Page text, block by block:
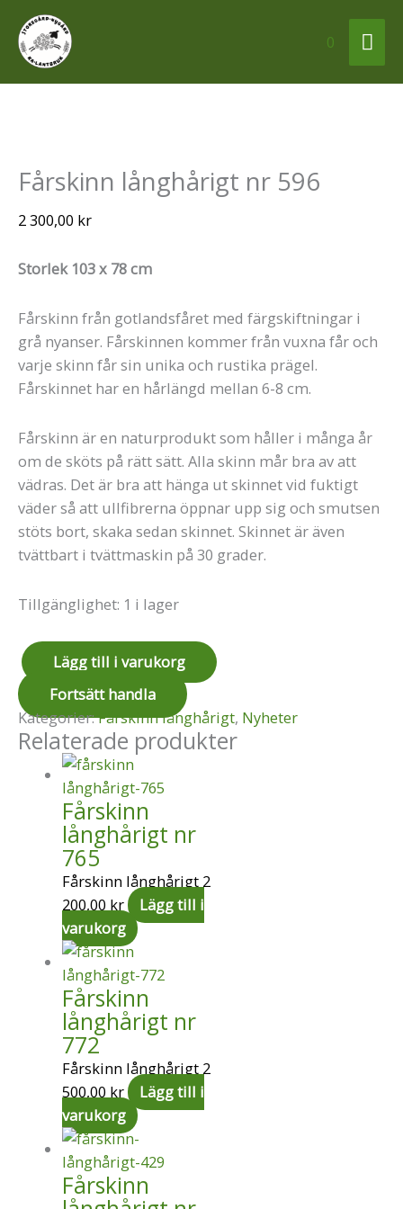
Hoppa
innehåll
0
Fårskinn långhårigt nr 596
2 300,00 kr
Storlek 103 x 78 cm
Fårskinn från gotlandsfåret med färgskiftningar i
grå nyanser. Fårskinnen kommer från vuxna får och
varje skinn får sin unika och rustika prägel.
Fårskinnet har en hårlängd mellan 6-8 cm.
Fårskinn är en naturprodukt som håller i många år
om de sköts på rätt sätt. Alla skinn mår bra av att
vädras. Det är bra att hänga ut skinnet vid fuktigt
väder så att ullfibrerna öppnar upp sig och smutsen
stöts bort, skaka sedan skinnet. Skinnet är även
tvättbart i tvättmaskin på 30 grader.
Tillgänglighet: 1 i lager
långhårigt
596
Lägg till i varukorg
Fortsätt handla
Kategorier:Fårskinn långhårigt, Nyheter
Relaterade produkter
Fårskinn
långhårigt nr
765
Fårskinn långhårigt 2
200,00 kr
Lägg till i
varukorg
Fårskinn
långhårigt nr
772
Fårskinn långhårigt 2
500,00 kr
Lägg till i
varukorg
Fårskinn